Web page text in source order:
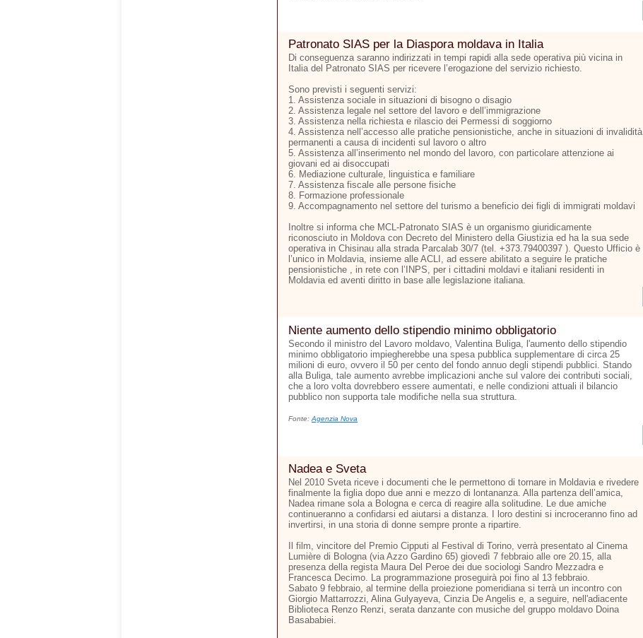
Patronato SIAS per la Diaspora moldava in Italia
Di conseguenza saranno indirizzati in tempi rapidi alla sede operativa più vicina in
Italia del Patronato SIAS per ricevere l’erogazione del servizio richiesto.
Sono previsti i seguenti servizi:
1. Assistenza sociale in situazioni di bisogno o disagio
2. Assistenza legale nel settore del lavoro e dell’immigrazione
3. Assistenza nella richiesta e rilascio dei Permessi di soggiorno
4. Assistenza nell’accesso alle pratiche pensionistiche, anche in situazioni di invalidità
permanenti a causa di incidenti sul lavoro o altro
5. Assistenza all’inserimento nel mondo del lavoro, con particolare attenzione ai
giovani ed ai disoccupati
6. Mediazione culturale, linguistica e familiare
7. Assistenza fiscale alle persone fisiche
8. Formazione professionale
9. Accompagnamento nel settore del turismo a beneficio dei figli di immigrati moldavi
Inoltre si informa che MCL-Patronato SIAS è un organismo giuridicamente
riconosciuto in Moldova con Decreto del Ministero della Giustizia ed ha la sua sede
operativa in Chisinau alla strada Parcalab 30/7 (tel. +373.79400397 ). Questo Ufficio è
l’unico in Moldavia, insieme alle ACLI, ad essere abilitato a seguire le pratiche
pensionistiche , in rete con l’INPS, per i cittadini moldavi e italiani residenti in
Moldavia ed aventi diritto in base alle legislazione italiana.
Niente aumento dello stipendio minimo obbligatorio
Secondo il ministro del Lavoro moldavo, Valentina Buliga, l'aumento dello stipendio
minimo obbligatorio impiegherebbe una spesa pubblica supplementare di circa 25
milioni di euro, ovvero il 50 per cento del fondo annuo degli stipendi pubblici. Stando
alla Buliga, tale aumento avrebbe implicazioni anche sul valore dei contributi sociali,
che a loro volta dovrebbero essere aumentati, e nelle condizioni attuali il bilancio
pubblico non supporta tale modifiche nella sua struttura.
Fonte: Agenzia Nova
Nadea e Sveta
Nel 2010 Sveta riceve i documenti che le permettono di tornare in Moldavia e rivedere
finalmente la figlia dopo due anni e mezzo di lontananza. Alla partenza dell’amica,
Nadea rimane sola a Bologna e cerca di reagire alla solitudine. Le due amiche
continueranno a confidarsi ed aiutarsi a distanza. I loro destini si incroceranno fino ad
invertirsi, in una storia di donne sempre pronte a ripartire.
Il film, vincitore del Premio Cipputi al Festival di Torino, verrà presentato al Cinema
Lumière di Bologna (via Azzo Gardino 65) giovedì 7 febbraio alle ore 20.15, alla
presenza della regista Maura Del Peroe dei due sociologi Sandro Mezzadra e
Francesca Decimo. La programmazione proseguirà poi fino al 13 febbraio.
Sabato 9 febbraio, al termine della proiezione pomeridiana si terrà un incontro con
Giorgio Mattarrozzi, Alina Gulyayeva, Cinzia De Angelis e, a seguire, nell'adiacente
Biblioteca Renzo Renzi, serata danzante con musiche del gruppo moldavo Doina
Basababiei.